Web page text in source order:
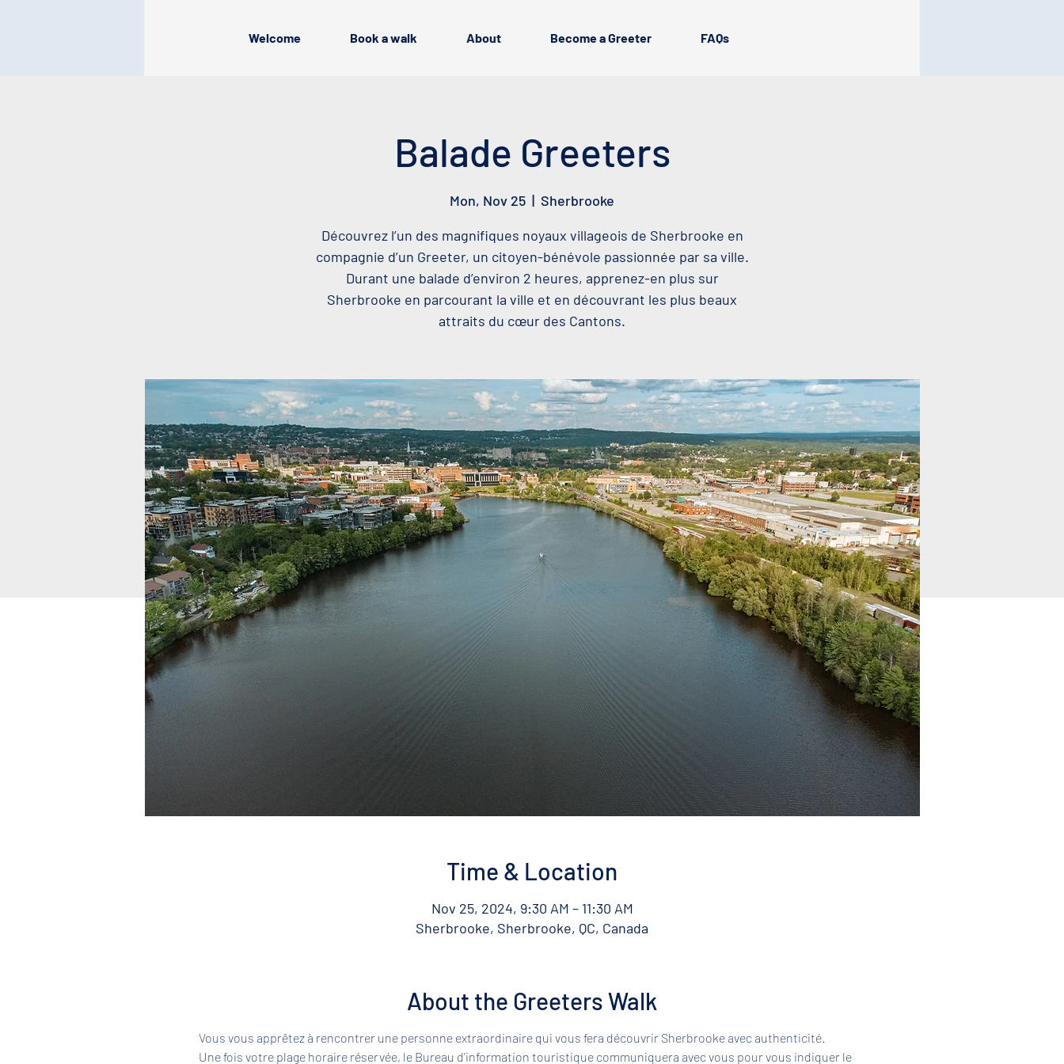
Welcome Book a walk About Become a Greeter FAQs
Balade Greeters
Mon, Nov 25
  |
Sherbrooke
Découvrez l’un des magnifiques noyaux villageois de Sherbrooke en
compagnie d’un Greeter, un citoyen-bénévole passionnée par sa ville.
Durant une balade d’environ 2 heures, apprenez-en plus sur
Sherbrooke en parcourant la ville et en découvrant les plus beaux
attraits du cœur des Cantons.
Time & Location
Nov 25, 2024, 9:30 AM – 11:30 AM
Sherbrooke, Sherbrooke, QC, Canada
About the Greeters Walk
Vous vous apprêtez à rencontrer une personne extraordinaire qui vous fera découvrir Sherbrooke avec authenticité.
Une fois votre plage horaire réservée, le Bureau d'information touristique communiquera avec vous pour vous indiquer le